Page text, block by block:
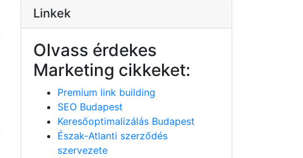
Linkek
Olvass érdekes
Marketing cikkeket:
Premium link building
SEO Budapest
Keresőoptimalizálás Budapest
Észak-Atlanti szerződés
szervezete